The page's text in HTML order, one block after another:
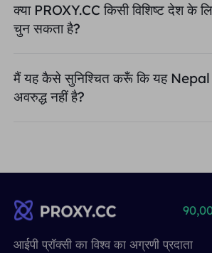
क्या PROXY.CC किसी विशिष्ट देश के
चुन सकता है?
मैं यह कैसे सुनिश्चित करूँ कि यह Nepal
अवरुद्ध नहीं है?
आईपी ​​प्रॉक्सी का विश्व का अग्रणी प्रदाता